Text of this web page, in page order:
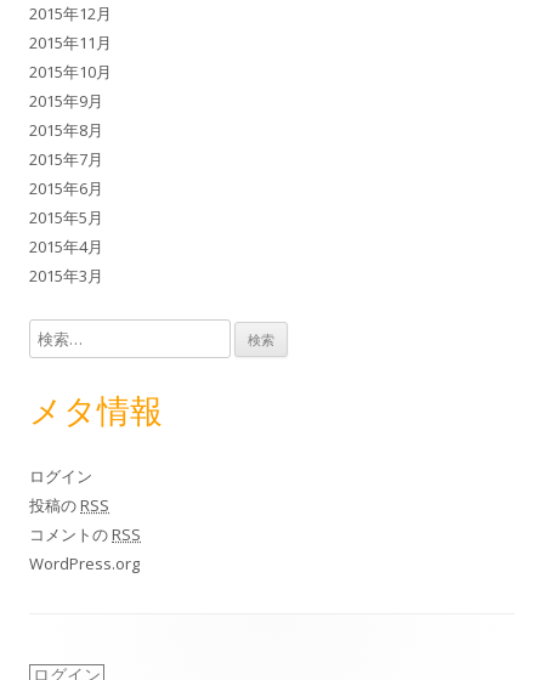
2015年12月
2015年11月
2015年10月
2015年9月
2015年8月
2015年7月
2015年6月
2015年5月
2015年4月
2015年3月
検索:
メタ情報
ログイン
投稿のRSS
コメントのRSS
WordPress.org
ログイン